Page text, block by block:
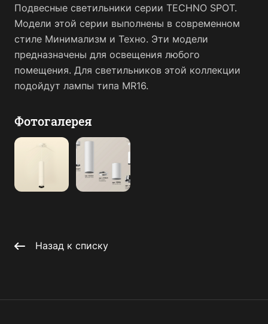
Подвесные светильники серии TECHNO SPOT.
Модели этой серии выполнены в современном
стиле Минимализм и Техно. Эти модели
предназначены для освещения любого
помещения. Для светильников этой коллекции
подойдут лампы типа MR16.
Фотогалерея
Назад к списку